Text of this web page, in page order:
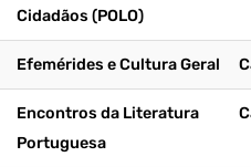
Cidadãos (POLO)
Efemérides e Cultura Geral
Encontros da Literatura
Portuguesa